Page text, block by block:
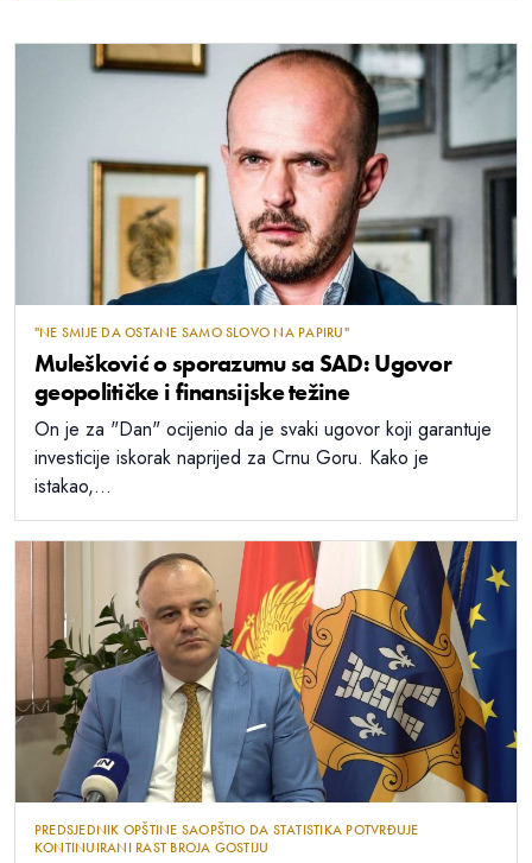
"NE SMIJE DA OSTANE SAMO SLOVO NA PAPIRU"
Mulešković o sporazumu sa SAD: Ugovor
geopolitičke i finansijske težine
On je za "Dan" ocijenio da je svaki ugovor koji garantuje
investicije iskorak naprijed za Crnu Goru. Kako je
istakao,...
PREDSJEDNIK OPŠTINE SAOPŠTIO DA STATISTIKA POTVRĐUJE
KONTINUIRANI RAST BROJA GOSTIJU